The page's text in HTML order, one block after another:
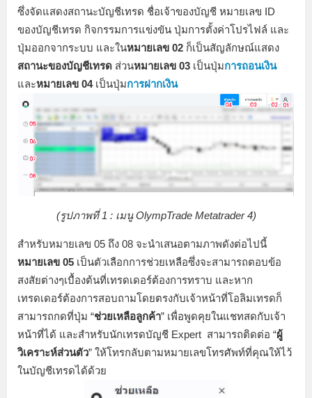
ซึ่งจัดแสดงสถานะบัญชีเทรด ชื่อเจ้าของบัญชี หมายเลข ID
ของบัญชีเทรด กิจกรรมการแข่งขัน ปุ่มการตั้งค่าโปรไฟล์ และ
ปุ่มออกจากระบบ และในหมายเลข 02 ก็เป็นสัญลักษณ์แสดง
สถานะของบัญชีเทรด ส่วนหมายเลข 03 เป็นปุ่มการถอนเงิน
และหมายเลข 04เป็นปุ่มการฝากเงิน
(รูปภาพที่ 1 : เมนู OlympTrade Metatrader 4)
สำหรับหมายเลข 05 ถึง 08 จะนำเสนอตามภาพดังต่อไปนี้
หมายเลข 05 เป็นตัวเลือกการช่วยเหลือซึ่งจะสามารถตอบข้อ
สงสัยต่างๆเบื้องต้นที่เทรดเดอร์ต้องการทราบ และหาก
เทรดเดอร์ต้องการสอบถามโดยตรงกับเจ้าหน้าที่โอลิมเทรดก็
สามารถกดที่ปุ่ม “ช่วยเหลือลูกค้า” เพื่อพูดคุยในแชทสดกับเจ้า
หน้าที่ได้ และสำหรับนักเทรดบัญชี Expert สามารถติดต่อ “ผู้
วิเคราะห์ส่วนตัว” ให้โทรกลับตามหมายเลขโทรศัพท์ที่คุณให้ไว้
ในบัญชีเทรดได้ด้วย